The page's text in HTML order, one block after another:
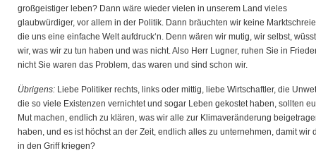
großgeistiger leben? Dann wäre wieder vielen in unserem Land vieles
glaubwürdiger, vor allem in der Politik. Dann bräuchten wir keine
die uns eine einfache Welt aufdruck‘n. Denn wären wir mutig, wir selbst,
wir, was wir zu tun haben und was nicht. Also Herr Lugner, ruhen Sie in
nicht Sie waren das Problem, das waren und sind schon wir.
Übrigens: Liebe Politiker rechts, links oder mittig, liebe Wirtschaftler, die
die so viele Existenzen vernichtet und sogar Leben gekostet haben, sollten
Mut machen, endlich zu klären, was wir alle zur Klimaveränderung
haben, und es ist höchst an der Zeit, endlich alles zu unternehmen, damit wir
in den Griff kriegen?